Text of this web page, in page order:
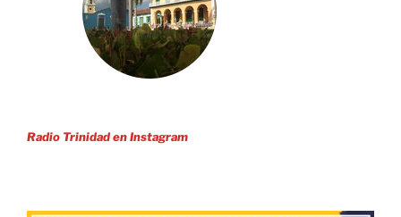
Radio Trinidad en Instagram